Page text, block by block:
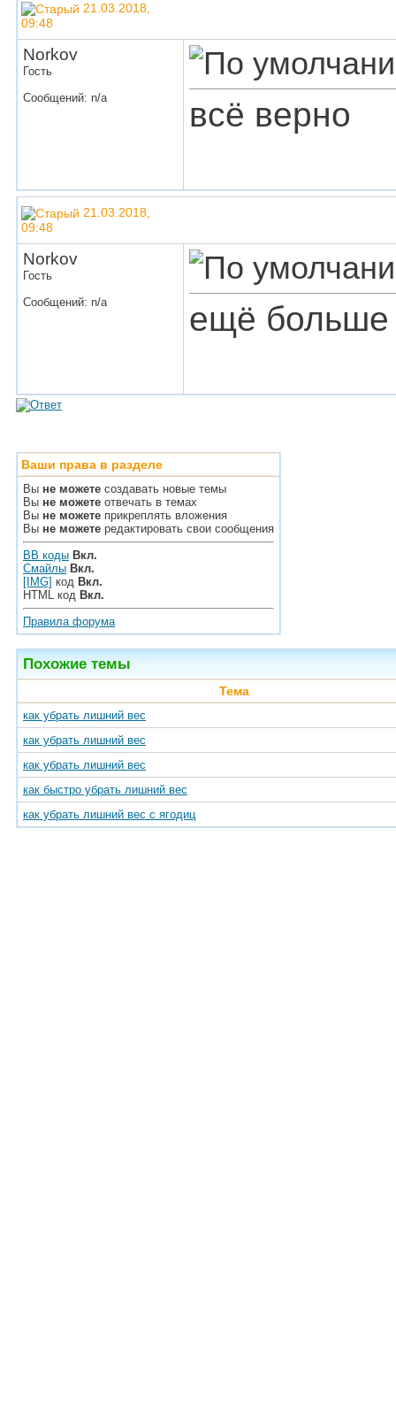
21.03.2018,
09:48
Norkov
Гость
Сообщений: n/a
всё верно
21.03.2018,
09:48
Norkov
Гость
Сообщений: n/a
ещё больше
Ваши права в разделе
Вы не можете создавать новые темы
Вы не можете отвечать в темах
Вы не можете прикреплять вложения
Вы не можете редактировать свои сообщения
BB коды Вкл.
Смайлы Вкл.
[IMG] код Вкл.
HTML код Вкл.
Правила форума
Похожие темы
Тема
как убрать лишний вес
как убрать лишний вес
как убрать лишний вес
как быстро убрать лишний вес
как убрать лишний вес с ягодиц